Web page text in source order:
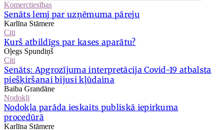
Komerctiesības
Senāts lemj par uzņēmuma pāreju
Karlīna Stāmere
Citi
Kurš atbildīgs par kases aparātu?
Oļegs Spundiņš
Citi
Senāts: Apgrozījuma interpretācija Covid-19 atbalsta
piešķiršanai bijusi kļūdaina
Baiba Grandāne
Nodokļi
Nodokļa parāda ieskaits publiskā iepirkuma
procedūrā
Karlīna Stāmere